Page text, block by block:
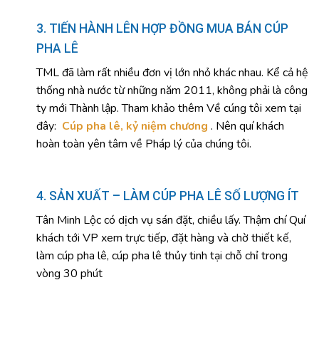
3. TIẾN HÀNH LÊN HỢP ĐỒNG MUA BÁN CÚP
PHA LÊ
TML đã làm rất nhiều đơn vị lớn nhỏ khác nhau. Kể cả hệ
thống nhà nước từ những năm 2011, không phải là công
ty mới Thành lập. Tham khảo thêm Về cúng tôi xem tại
đây: Cúp pha lê, kỷ niệm chương . Nên quí khách
hoàn toàn yên tâm về Pháp lý của chúng tôi.
4. SẢN XUẤT – LÀM CÚP PHA LÊ SỐ LƯỢNG ÍT
Tân Minh Lộc có dịch vụ sán đặt, chiều lấy. Thậm chí Quí
khách tới VP xem trực tiếp, đặt hàng và chờ thiết kế,
làm cúp pha lê, cúp pha lê thủy tinh tại chỗ chỉ trong
vòng 30 phút